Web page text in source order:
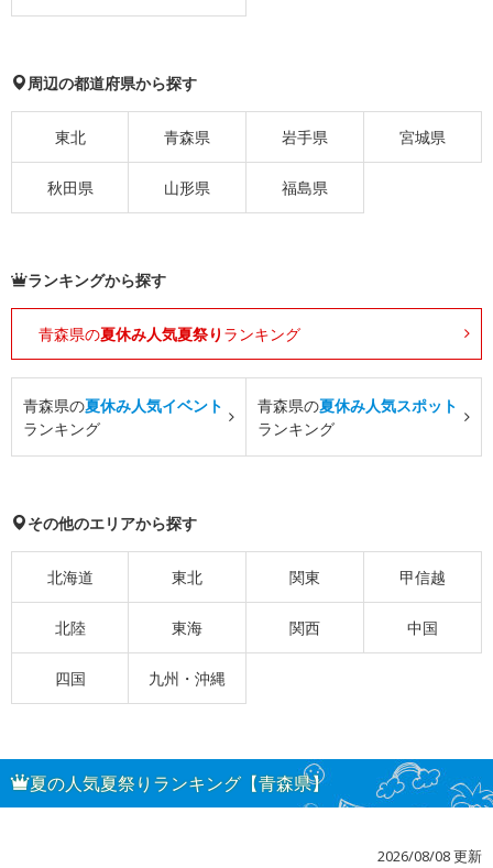
周辺の都道府県から探す
東北 青森県 岩手県 宮城県
秋田県 山形県 福島県
ランキングから探す
青森県の夏休み人気夏祭り ランキング
青森県の夏休み人気イベント
ランキング
青森県の夏休み人気スポット
ランキング
その他のエリアから探す
北海道 東北 関東 甲信越
北陸 東海 関西 中国
四国 九州・沖縄
夏の人気夏祭りランキング【青森県】
2026/08/08 更新